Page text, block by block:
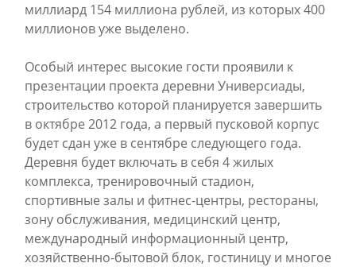
миллиард 154 миллиона рублей, из которых 400
миллионов уже выделено.
Особый интерес высокие гости проявили к
презентации проекта деревни Универсиады,
строительство которой планируется завершить
в октябре 2012 года, а первый пусковой корпус
будет сдан уже в сентябре следующего года.
Деревня будет включать в себя 4 жилых
комплекса, тренировочный стадион,
спортивные залы и фитнес-центры, рестораны,
зону обслуживания, медицинский центр,
международный информационный центр,
хозяйственно-бытовой блок, гостиницу и многое